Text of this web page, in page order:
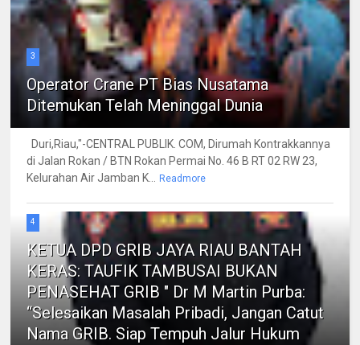
3
Operator Crane PT Bias Nusatama
Ditemukan Telah Meninggal Dunia
Duri,Riau,"-CENTRAL PUBLIK. COM, Dirumah Kontrakkannya
di Jalan Rokan / BTN Rokan Permai No. 46 B RT 02 RW 23,
Kelurahan Air Jamban K... Readmore
4
KETUA DPD GRIB JAYA RIAU BANTAH
KERAS: TAUFIK TAMBUSAI BUKAN
PENASEHAT GRIB " Dr M Martin Purba:
“Selesaikan Masalah Pribadi, Jangan Catut
Nama GRIB. Siap Tempuh Jalur Hukum